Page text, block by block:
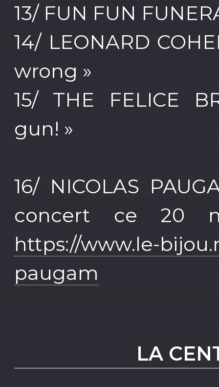
13/ FUN FUN
14/ LEONARD
wrong »
15/ THE FELICE
gun! »
16/ NICOLAS
concert ce 20
https://www.le-
paugam
LA